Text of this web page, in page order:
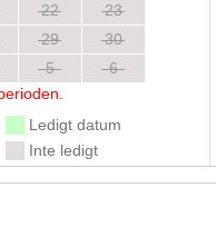
22
23
29
30
5
6
Ledigt datum
Inte ledigt